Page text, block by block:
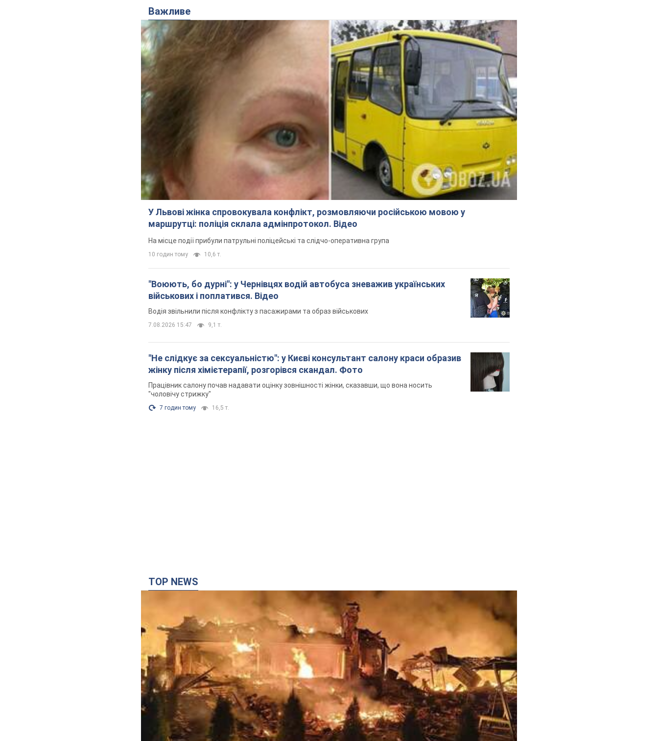
Важливе
У Львові жінка спровокувала конфлікт, розмовляючи російською мовою у
маршрутці: поліція склала адмінпротокол. Відео
На місце події прибули патрульні поліцейські та слідчо-оперативна група
10 годин тому 10,6 т.
"Воюють, бо дурні": у Чернівцях водій автобуса зневажив українських
військових і поплатився. Відео
Водія звільнили після конфлікту з пасажирами та образ військових
7.08.2026 15:47 9,1 т.
"Не слідкує за сексуальністю": у Києві консультант салону краси образив
жінку після хімієтерапії, розгорівся скандал. Фото
Працівник салону почав надавати оцінку зовнішності жінки, сказавши, що вона носить
"чоловічу стрижку"
7 годин тому 16,5 т.
TOP NEWS